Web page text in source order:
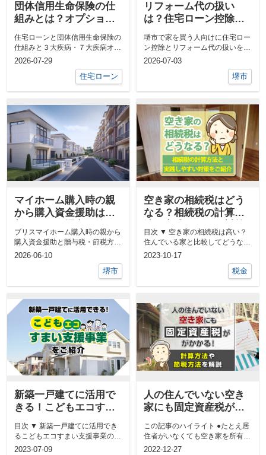
団体信用生命保険の仕
組みとは？オプション
で３大疾病７大疾病保
障を比較解説
住宅ローンと団体信用生命保険の
仕組みと３大疾病・７大疾病オプ
ションを解説。一般の生命保険と
2026-07-29
住宅ローン
リフォーム代の扱い
は？住宅ローン控除と
残高証明の基礎知識
堺市で家を買う人向けに住宅ロー
ン控除とリフォーム代の扱いを解
説。控除の仕組みや対象リフォー
2026-07-03
堺市
マイホーム購入時の親
から購入資金援助は贈
る節税方法を解説
ブリスマイホーム購入時の親から
購入資金援助と贈与税・節税方法
を解説。堺市の子育てファミリー
2026-06-10
堺市
空き家の相続税はどう
なる？相続税の計算方
をご紹介
目次 ▼ 空き家の相続税は高い？
住んでいる家と比較してどうな
る？▼ 相続する前に知っておき
2023-10-17
税金
新築一戸建てに活用で
きる！こどもエコすま
い支援事業をご紹介
目次 ▼ 新築一戸建てに活用でき
るこどもエコすまい支援事業の概
要▼ 新築一戸建てに活用できる
2023-07-09
人の住んでいない空き
家にも固定資産税がか
かる！計算方法や節税
方法を解説
この記事のハイライト ●たとえ居
住者がいなくても空き家を所有し
ているだけで固定資産...
2022-12-27